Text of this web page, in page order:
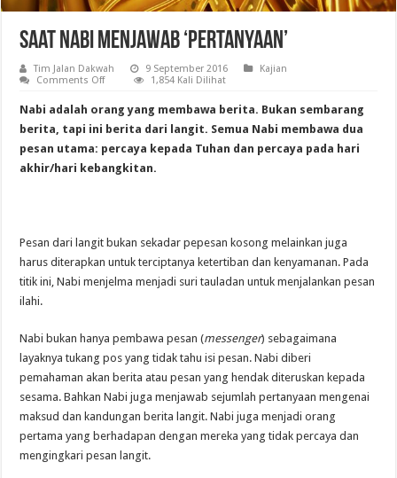
Saat Nabi Menjawab ‘Pertanyaan’
Tim Jalan Dakwah 9 September 2016
Kajian
Comments Offon
Menjawab
‘Pertanyaan’
1,854 Kali Dilihat
Nabi adalah orang yang membawa berita. Bukan sembarang
berita, tapi ini berita dari langit. Semua Nabi membawa dua
pesan utama: percaya kepada Tuhan dan percaya pada hari
akhir/hari kebangkitan.
Pesan dari langit bukan sekadar pepesan kosong melainkan juga
harus diterapkan untuk terciptanya ketertiban dan kenyamanan. Pada
titik ini, Nabi menjelma menjadi suri tauladan untuk menjalankan pesan
ilahi.
Nabi bukan hanya pembawa pesan (messenger) sebagaimana
layaknya tukang pos yang tidak tahu isi pesan. Nabi diberi
pemahaman akan berita atau pesan yang hendak diteruskan kepada
sesama. Bahkan Nabi juga menjawab sejumlah pertanyaan mengenai
maksud dan kandungan berita langit. Nabi juga menjadi orang
pertama yang berhadapan dengan mereka yang tidak percaya dan
mengingkari pesan langit.